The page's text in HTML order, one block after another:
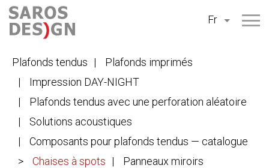
Aller
au
contenu
Fr
Plafonds tendus
Plafonds imprimés
Impression DAY-NIGHT
Plafonds tendus avec une perforation aléatoire
Solutions acoustiques
Composants pour plafonds tendus — catalogue
Chaises à spots
Panneaux miroirs